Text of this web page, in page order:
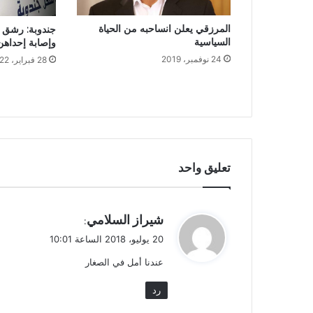
المرزقي يعلن انساحبه من الحياة
السياسية
24 نوفمبر، 2019
جندوبة: رشق
وإصابة
28 فبراير، 2022
تعليق واحد
ي
ل
شيراز السلامي:
20 يوليو، 2018 الساعة 10:01
عندنا أمل في الصغار
رد